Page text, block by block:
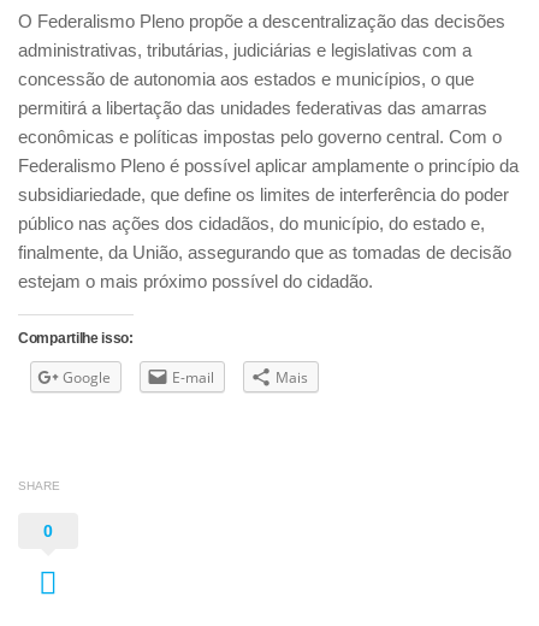
O Federalismo Pleno propõe a descentralização das decisões
administrativas, tributárias, judiciárias e legislativas com a
concessão de autonomia aos estados e municípios, o que
permitirá a libertação das unidades federativas das amarras
econômicas e políticas impostas pelo governo central. Com o
Federalismo Pleno é possível aplicar amplamente o princípio da
subsidiariedade, que define os limites de interferência do poder
público nas ações dos cidadãos, do município, do estado e,
finalmente, da União, assegurando que as tomadas de decisão
estejam o mais próximo possível do cidadão.
Compartilhe isso:
Google E-mail Mais
SHARE
0